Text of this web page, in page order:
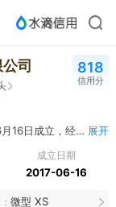
司 818
信用分
简介：中山市勇顺装饰设计工程有限公司,2017年06月16日成立，经营范围包括承接：室内外装饰设计工程、房屋建筑工程、市政工程、景观工程、园林绿化工程；设计、制作：广告；销售：装饰材料、装修材料。（依法须经批准的项目，经相关部门批准后方可开展经营活动。）（依法须经批准的项目，经相关部门批准后方可开展经营活动）〓 展开
成立日期
2017-06-16
微型 XS